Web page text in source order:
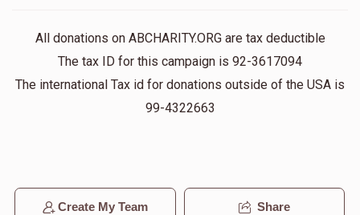
All donations on ABCHARITY.ORG are tax deductible
The tax ID for this campaign is 92-3617094
The international Tax id for donations outside of the USA is
99-4322663
Create My Team Share